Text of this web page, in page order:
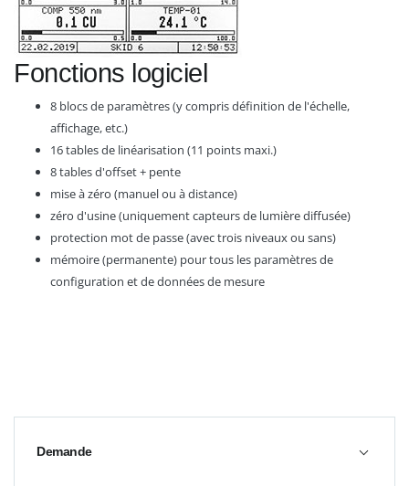
Demande
Fonctions logiciel
8 blocs de paramètres (y compris définition de l'échelle,
affichage, etc.)
16 tables de linéarisation (11 points maxi.)
8 tables d'offset + pente
mise à zéro (manuel ou à distance)
zéro d'usine (uniquement capteurs de lumière diffusée)
protection mot de passe (avec trois niveaux ou sans)
mémoire (permanente) pour tous les paramètres de
configuration et de données de mesure